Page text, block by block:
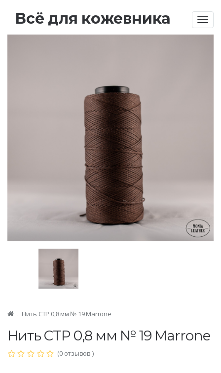
Всё для кожевника
Нить CTP 0,8 мм № 19 Marrone
Нить CTP 0,8 мм № 19 Marrone
(0 отзывов )